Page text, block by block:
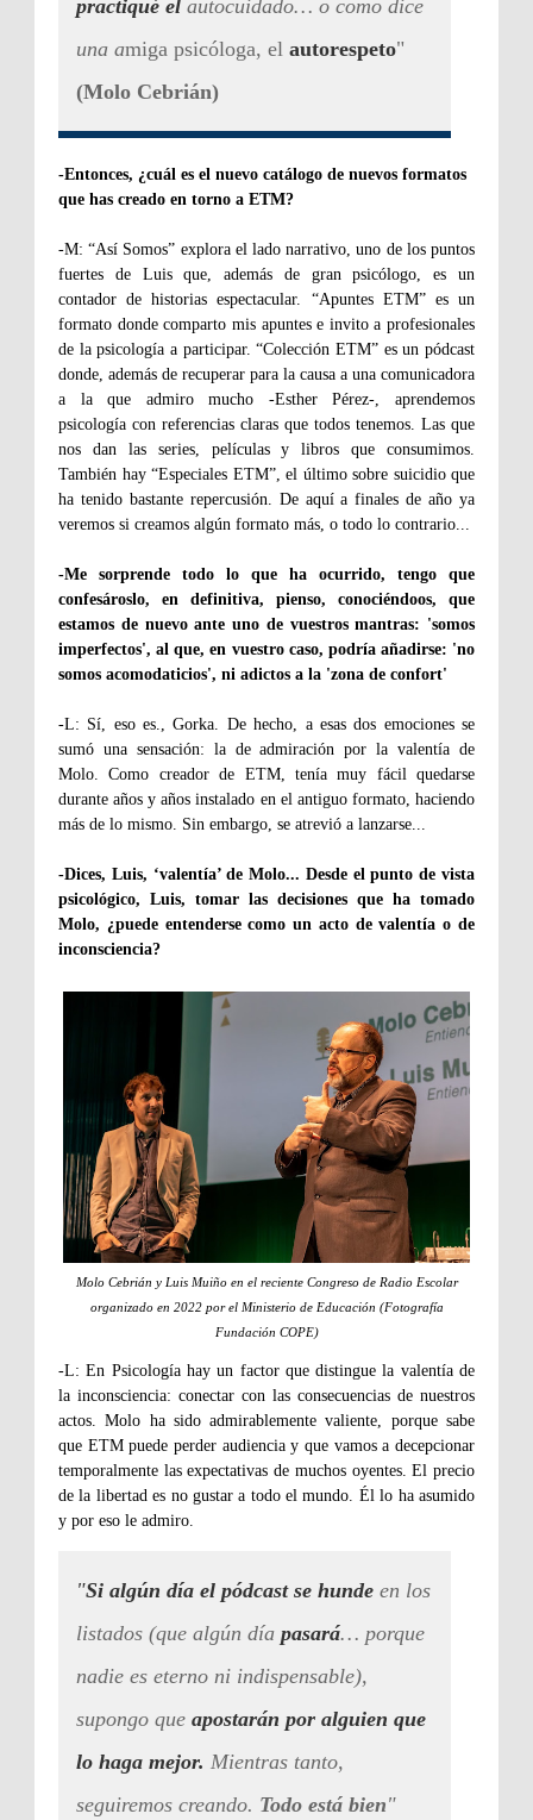
practiqué el autocuidado… o como dice
una amiga psicóloga, el autorespeto"
(Molo Cebrián)
-Entonces, ¿cuál es el nuevo catálogo de nuevos formatos
que has creado en torno a ETM?
-M: “Así Somos” explora el lado narrativo, uno de los puntos
fuertes de Luis que, además de gran psicólogo, es un
contador de historias espectacular. “Apuntes ETM” es un
formato donde comparto mis apuntes e invito a profesionales
de la psicología a participar. “Colección ETM” es un pódcast
donde, además de recuperar para la causa a una comunicadora
a la que admiro mucho -Esther Pérez-, aprendemos
psicología con referencias claras que todos tenemos. Las que
nos dan las series, películas y libros que consumimos.
También hay “Especiales ETM”, el último sobre suicidio que
ha tenido bastante repercusión. De aquí a finales de año ya
veremos si creamos algún formato más, o todo lo contrario...
-Me sorprende todo lo que ha ocurrido, tengo que
confesároslo, en definitiva, pienso, conociéndoos, que
estamos de nuevo ante uno de vuestros mantras: 'somos
imperfectos', al que, en vuestro caso, podría añadirse: 'no
somos acomodaticios', ni adictos a la 'zona de confort'
-L: Sí, eso es., Gorka. De hecho, a esas dos emociones se
sumó una sensación: la de admiración por la valentía de
Molo. Como creador de ETM, tenía muy fácil quedarse
durante años y años instalado en el antiguo formato, haciendo
más de lo mismo. Sin embargo, se atrevió a lanzarse...
-Dices, Luis, ‘valentía’ de Molo... Desde el punto de vista
psicológico, Luis, tomar las decisiones que ha tomado
Molo, ¿puede entenderse como un acto de valentía o de
inconsciencia?
Molo Cebrián y Luis Muiño en el reciente Congreso de Radio Escolar
organizado en 2022 por el Ministerio de Educación (Fotografía
Fundación COPE)
-L: En Psicología hay un factor que distingue la valentía de
la inconsciencia: conectar con las consecuencias de nuestros
actos. Molo ha sido admirablemente valiente, porque sabe
que ETM puede perder audiencia y que vamos a decepcionar
temporalmente las expectativas de muchos oyentes. El precio
de la libertad es no gustar a todo el mundo. Él lo ha asumido
y por eso le admiro.
"Si algún día el pódcast se hunde en los
listados (que algún día pasará… porque
nadie es eterno ni indispensable),
supongo que apostarán por alguien que
lo haga mejor. Mientras tanto,
seguiremos creando. Todo está bien"